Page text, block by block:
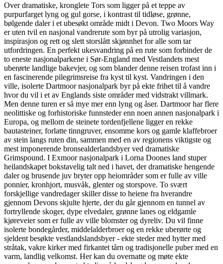
Over dramatiske, kronglete Tors som ligger på et teppe av
purpurfarget lyng og gul gorse, i kontrast til tidløse, grønne,
bølgende daler i et ubesøkt område midt i Devon. Two Moors Way
er uten tvil en nasjonal vandrerute som byr på utrolig variasjon,
inspirasjon og rett og slett storslått skjønnhet for alle som tar
utfordringen. En perfekt ukesvandring på en rute som forbinder de
to eneste nasjonalparkene i Sør-England med Vestlandets mest
uberørte landlige bakevjer, og som blander denne reisen trofast inn i
en fascinerende pilegrimsreise fra kyst til kyst. Vandringen i den
ville, isolerte Dartmoor nasjonalpark byr på ekte frihet til å vandre
hvor du vil i et av Englands siste områder med vidstrakt villmark.
Men denne turen er så mye mer enn lyng og åser. Dartmoor har flere
neolittiske og forhistoriske funnsteder enn noen annen nasjonalpark i
Europa, og mellom de steinete tordenfjellene ligger en rekke
bautasteiner, forlatte tinngruver, ensomme kors og gamle klaffebroer
av stein langs ruten din, sammen med en av regionens viktigste og
mest imponerende bronsealderlandsbyer ved dramatiske
Grimspound. I Exmoor nasjonalpark i Lorna Doones land stuper
heilandskapet bokstavelig talt ned i havet, der dramatiske hengende
daler og brusende juv bryter opp heiområder som er fulle av ville
ponnier, kronhjort, musvåk, glenter og storspove. To svært
forskjellige vandredager skiller disse to heiene fra hverandre
gjennom Devons skjulte hjerte, der du går gjennom en tunnel av
fortryllende skoger, dype elvedaler, grønne lanes og eldgamle
kjøreveier som er fulle av ville blomster og dyreliv. Du vil finne
isolerte bondegårder, middelalderbroer og en rekke uberørte og
sjeldent besøkte vestlandslandsbyer - ekte steder med hytter med
stråtak, vakre kirker med firkantet tårn og tradisjonelle puber med en
varm, landlig velkomst. Her kan du overnatte og møte ekte